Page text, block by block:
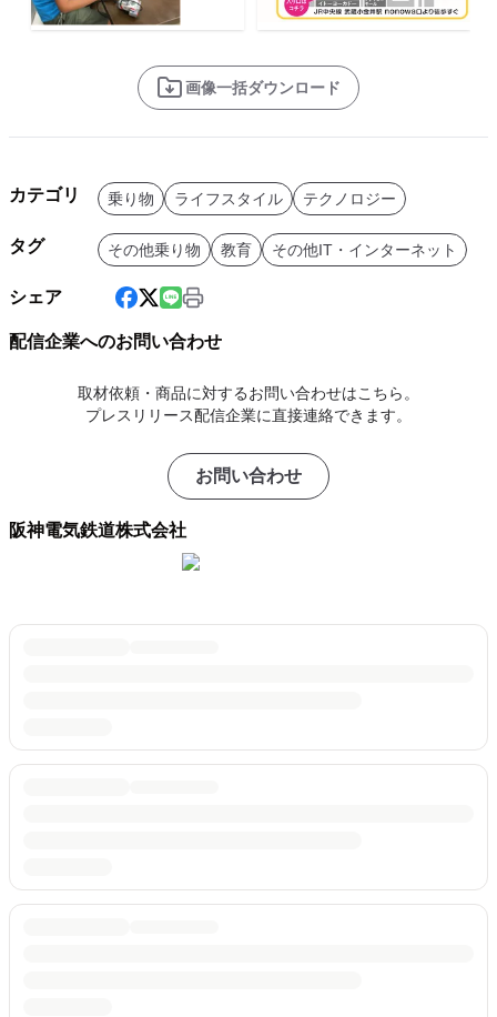
画像一括ダウンロード
カテゴリ 乗り物 ライフスタイル テクノロジー
タグ その他乗り物 教育 その他IT・インターネット
シェア
配信企業へのお問い合わせ
取材依頼・商品に対するお問い合わせはこちら。
プレスリリース配信企業に直接連絡できます。
お問い合わせ
阪神電気鉄道株式会社